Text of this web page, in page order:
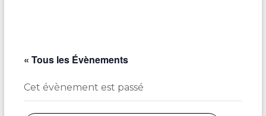
Normandie
bibliothèques
« Tous les Évènements
Cet évènement est passé